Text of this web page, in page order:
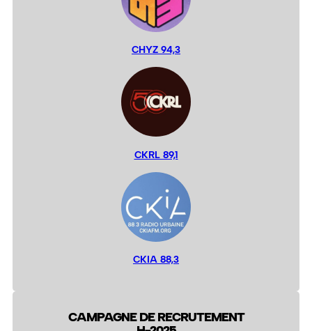
CHYZ 94,3
CKRL 89,1
CKIA 88,3
CAMPAGNE DE RECRUTEMENT